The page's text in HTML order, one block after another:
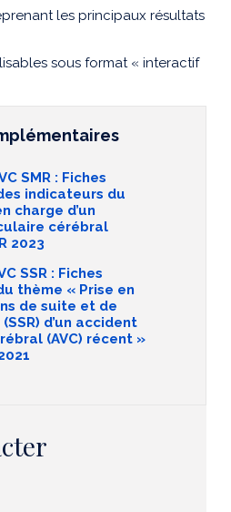
les principaux résultats
sous format « interactif
SMR : Fiches
indicateurs du
charge d’un
cérébral
2023
SSR : Fiches
thème « Prise en
de suite et de
d’un accident
(AVC) récent »